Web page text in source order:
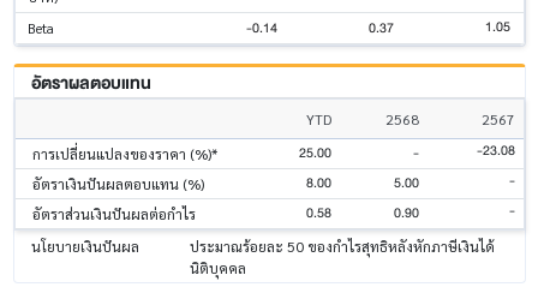
Beta -0.14 0.37 1.05
อัตราผลตอบแทน
YTD 2568
2567
การเปลี่ยนแปลงของราคา (%)*
25.00 - -23.08
อัตราเงินปันผลตอบแทน (%) 8.00 5.00 -
อัตราส่วนเงินปันผลต่อกำไร 0.58 0.90 -
นโยบายเงินปันผล
ประมาณร้อยละ 50 ของกำไรสุทธิหลังหักภาษีเงินได้
นิติบุคคล